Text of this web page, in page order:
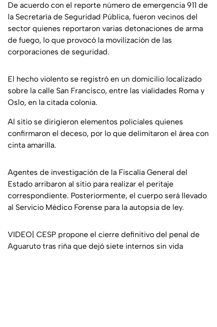
De acuerdo con el reporte número de emergencia 911 de
la Secretaría de Seguridad Pública, fueron vecinos del
sector quienes reportaron varias detonaciones de arma
de fuego, lo que provocó la movilización de las
corporaciones de seguridad.
El hecho violento se registró en un domicilio localizado
sobre la calle San Francisco, entre las vialidades Roma y
Oslo, en la citada colonia.
Al sitio se dirigieron elementos policiales quienes
confirmaron el deceso, por lo que delimitaron el área con
cinta amarilla.
Agentes de investigación de la Fiscalía General del
Estado arribaron al sitio para realizar el peritaje
correspondiente. Posteriormente, el cuerpo será llevado
al Servicio Médico Forense para la autopsia de ley.
VIDEO| CESP propone el cierre definitivo del penal de
Aguaruto tras riña que dejó siete internos sin vida